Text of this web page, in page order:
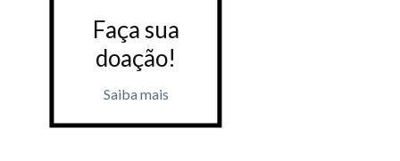
Faça sua
doação!
Saiba mais